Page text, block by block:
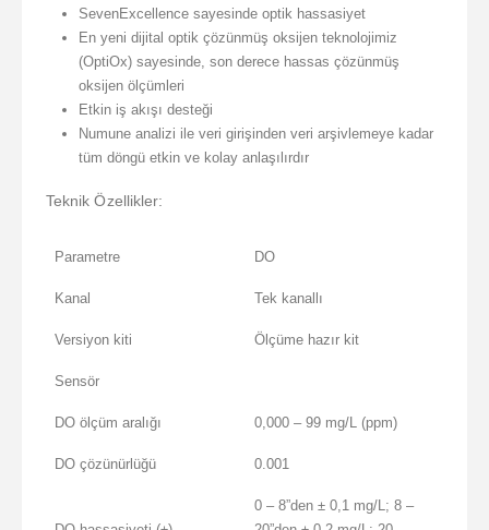
SevenExcellence sayesinde optik hassasiyet
En yeni dijital optik çözünmüş oksijen teknolojimiz
(OptiOx) sayesinde, son derece hassas çözünmüş
oksijen ölçümleri
Etkin iş akışı desteği
Numune analizi ile veri girişinden veri arşivlemeye kadar
tüm döngü etkin ve kolay anlaşılırdır
Teknik Özellikler:
Parametre DO
Kanal Tek kanallı
Versiyon kiti Ölçüme hazır kit
Sensör
DO ölçüm aralığı 0,000 – 99 mg/L (ppm)
DO çözünürlüğü 0.001
0 – 8”den ± 0,1 mg/L; 8 –